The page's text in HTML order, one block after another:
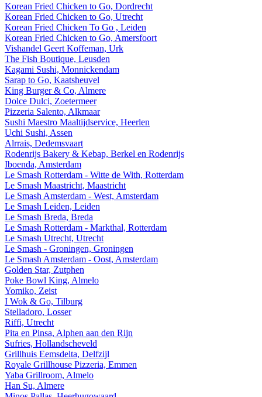
Korean Fried Chicken to Go, Dordrecht
Korean Fried Chicken to Go, Utrecht
Korean Fried Chicken To Go , Leiden
Korean Fried Chicken to Go, Amersfoort
Vishandel Geert Koffeman, Urk
The Fish Boutique, Leusden
Kagami Sushi, Monnickendam
Sarap to Go, Kaatsheuvel
King Burger & Co, Almere
Dolce Dulci, Zoetermeer
Pizzeria Salento, Alkmaar
Sushi Maestro Maaltijdservice, Heerlen
Uchi Sushi, Assen
Alrrais, Dedemsvaart
Rodenrijs Bakery & Kebap, Berkel en Rodenrijs
Iboenda, Amsterdam
Le Smash Rotterdam - Witte de With, Rotterdam
Le Smash Maastricht, Maastricht
Le Smash Amsterdam - West, Amsterdam
Le Smash Leiden, Leiden
Le Smash Breda, Breda
Le Smash Rotterdam - Markthal, Rotterdam
Le Smash Utrecht, Utrecht
Le Smash - Groningen, Groningen
Le Smash Amsterdam - Oost, Amsterdam
Golden Star, Zutphen
Poke Bowl King, Almelo
Yomiko, Zeist
I Wok & Go, Tilburg
Stelladoro, Losser
Riffi, Utrecht
Pita en Pinsa, Alphen aan den Rijn
Sufries, Hollandscheveld
Grillhuis Eemsdelta, Delfzijl
Royale Grillhouse Pizzeria, Emmen
Yaba Grillroom, Almelo
Han Su, Almere